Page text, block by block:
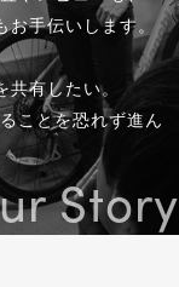
お手伝いします。
有したい。
ことを恐れず進ん
Story